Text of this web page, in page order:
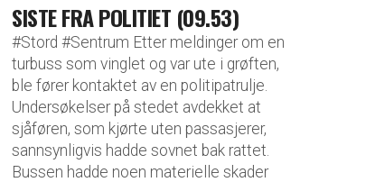
SISTE FRA POLITIET (09.53)
#Stord #Sentrum Etter meldinger om en
turbuss som vinglet og var ute i grøften,
ble fører kontaktet av en politipatrulje.
Undersøkelser på stedet avdekket at
sjåføren, som kjørte uten passasjerer,
sannsynligvis hadde sovnet bak rattet.
Bussen hadde noen materielle skader